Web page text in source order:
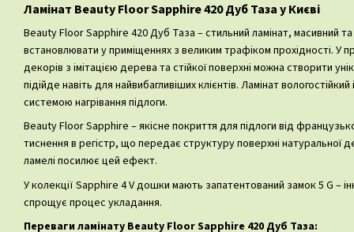
Ламінат Beauty Floor Sapphire 420 Дуб Таза у Києві
Beauty Floor Sapphire 420 Дуб Таза – стильний ламінат, масивний
встановлювати у приміщеннях з великим трафіком прохідності. У
декорів з імітацією дерева та стійкої поверхні можна створити
підійде навіть для найвибагливіших клієнтів. Ламінат
системою нагрівання підлоги.
Beauty Floor Sapphire – якісне покриття для підлоги від
тиснення в регістр, що передає структуру поверхні
ламелі посилює цей ефект.
У колекції Sapphire 4 V дошки мають запатентований замок 5 G –
спрощує процес укладання.
Переваги ламінату Beauty Floor Sapphire 420 Дуб Таза: